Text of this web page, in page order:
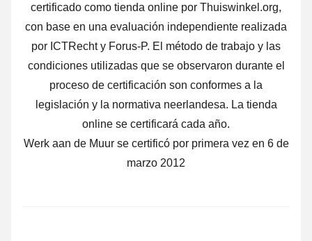
certificado como tienda online por Thuiswinkel.org,
con base en una evaluación independiente realizada
por ICTRecht y Forus-P. El método de trabajo y las
condiciones utilizadas que se observaron durante el
proceso de certificación son conformes a la
legislación y la normativa neerlandesa. La tienda
online se certificará cada año.
Werk aan de Muur se certificó por primera vez en 6 de
marzo 2012